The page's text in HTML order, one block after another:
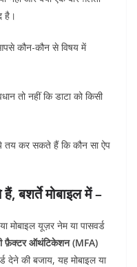
है।
कौन-कौन से विषय में
तो नहीं कि डाटा को किसी
तय कर सकते हैं कि कौन सा ऐप
बशर्ते मोबाइल में –
मोबाइल यूज़र नेम या पासवर्ड
फ़ैक्टर ऑथंटिकेशन (MFA)
देने की बजाय, यह मोबाइल या